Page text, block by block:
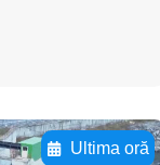
Ultima oră